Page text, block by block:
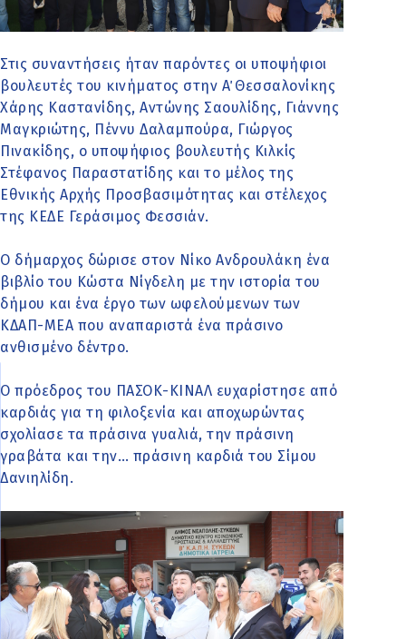
Στις συναντήσεις ήταν παρόντες οι υποψήφιοι
βουλευτές του κινήματος στην Α΄ Θεσσαλονίκης
Χάρης Καστανίδης, Αντώνης Σαουλίδης, Γιάννης
Μαγκριώτης, Πέννυ Δαλαμπούρα, Γιώργος
Πινακίδης, ο υποψήφιος βουλευτής Κιλκίς
Στέφανος Παραστατίδης και το μέλος της
Εθνικής Αρχής Προσβασιμότητας και στέλεχος
της ΚΕΔΕ Γεράσιμος Φεσσιάν.
Ο δήμαρχος δώρισε στον Νίκο Ανδρουλάκη ένα
βιβλίο του Κώστα Νίγδελη με την ιστορία του
δήμου και ένα έργο των ωφελούμενων των
ΚΔΑΠ-ΜΕΑ που αναπαριστά ένα πράσινο
ανθισμένο δέντρο.
Ο πρόεδρος του ΠΑΣΟΚ-ΚΙΝΑΛ ευχαρίστησε από
καρδιάς για τη φιλοξενία και αποχωρώντας
σχολίασε τα πράσινα γυαλιά, την πράσινη
γραβάτα και την… πράσινη καρδιά του Σίμου
Δανιηλίδη.